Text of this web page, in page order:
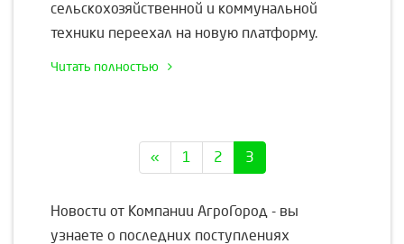
сельскохозяйственной и коммунальной
техники переехал на новую платформу.
Читать полностью
« 1 2 3
Новости от Компании АгроГород - вы
узнаете о последних поступлениях